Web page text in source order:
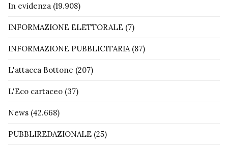
In evidenza (19.908)
INFORMAZIONE ELETTORALE (7)
INFORMAZIONE PUBBLICITARIA (87)
L'attacca Bottone (207)
L'Eco cartaceo (37)
News (42.668)
PUBBLIREDAZIONALE (25)